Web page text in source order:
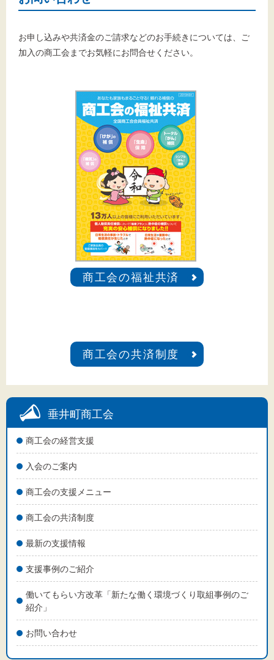
垂井町商工会
商工会の経営支援
入会のご案内
商工会の支援メニュー
商工会の共済制度
最新の支援情報
支援事例のご紹介
働いてもらい方改革「新たな働く環境づくり取組事例のご
紹介」
お問い合わせ
お申し込みや共済金のご請求などのお手続きについては、ご
加入の商工会までお気軽にお問合せください。
商工会の福祉共済
商工会の共済制度